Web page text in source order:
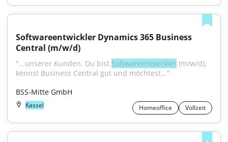
Softwareentwickler Dynamics 365 Business
Central (m/w/d)
"...unserer Kunden. Du bist Softwareentwickler (m/w/d),
kennst Business Central gut und möchtest..."
BSS-Mitte GmbH
Kassel Homeoffice Vollzeit